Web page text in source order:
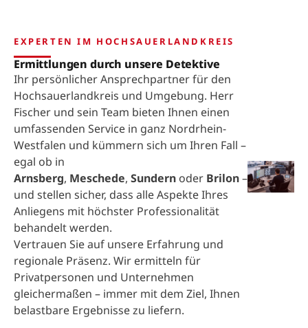
EXPERTEN IM HOCHSAUERLANDKREIS
Ermittlungen durch unsere Detektive
Ihr persönlicher Ansprechpartner für den
Hochsauerlandkreis und Umgebung. Herr
Fischer und sein Team bieten Ihnen einen
umfassenden Service in ganz Nordrhein-
Westfalen und kümmern sich um Ihren Fall –
egal ob in
Arnsberg, Meschede, Sundern oder Brilon–
und stellen sicher, dass alle Aspekte Ihres
Anliegens mit höchster Professionalität
behandelt werden.
Vertrauen Sie auf unsere Erfahrung und
regionale Präsenz. Wir ermitteln für
Privatpersonen und Unternehmen
gleichermaßen – immer mit dem Ziel, Ihnen
belastbare Ergebnisse zu liefern.